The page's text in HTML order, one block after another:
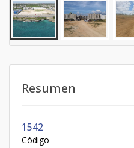
Resumen
1542
Código